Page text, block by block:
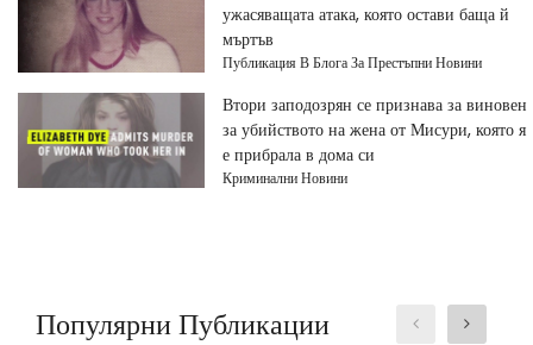
ужасяващата атака, която остави баща й
мъртъв
Публикация В Блога За Престъпни Новини
Втори заподозрян се признава за виновен
за убийството на жена от Мисури, която я
е прибрала в дома си
Криминални Новини
Популярни Публикации